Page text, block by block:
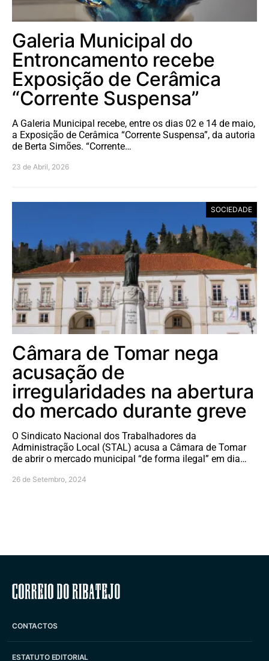
Galeria Municipal do
Entroncamento recebe
Exposição de Cerâmica
“Corrente Suspensa”
A Galeria Municipal recebe, entre os dias 02 e 14 de maio,
a Exposição de Cerâmica “Corrente Suspensa”, da autoria
de Berta Simões. “Corrente…
23 de Abril, 2026
SOCIEDADE
Câmara de Tomar nega
acusação de
irregularidades na abertura
do mercado durante greve
O Sindicato Nacional dos Trabalhadores da
Administração Local (STAL) acusa a Câmara de Tomar
de abrir o mercado municipal “de forma ilegal” em dia…
26 de Setembro, 2024
Correio do Ribatejo
CONTACTOS
ESTATUTO EDITORIAL